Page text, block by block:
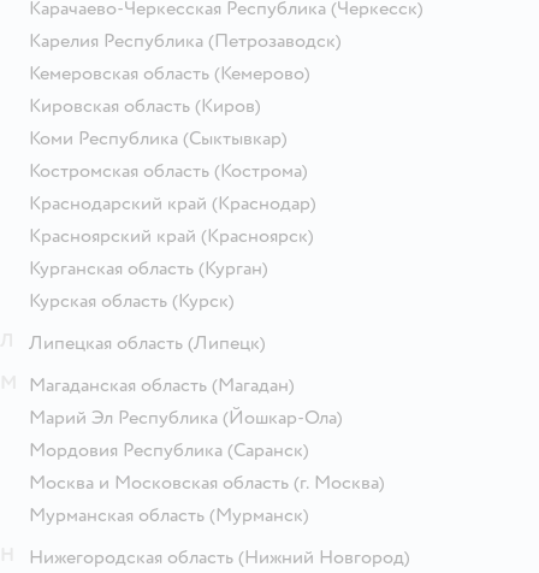
Карачаево-Черкесская Республика (Черкесск)
Карелия Республика (Петрозаводск)
Кемеровская область (Кемерово)
Кировская область (Киров)
Коми Республика (Сыктывкар)
Костромская область (Кострома)
Краснодарский край (Краснодар)
Красноярский край (Красноярск)
Курганская область (Курган)
Курская область (Курск)
Липецкая область (Липецк)
Магаданская область (Магадан)
Марий Эл Республика (Йошкар-Ола)
Мордовия Республика (Саранск)
Москва и Московская область (г. Москва)
Мурманская область (Мурманск)
Нижегородская область (Нижний Новгород)